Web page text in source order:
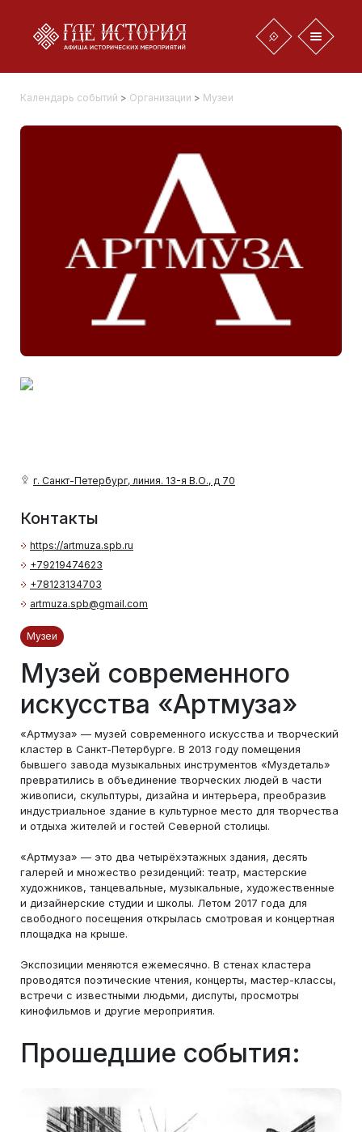
Календарь событий > Организации > Музеи
г. Санкт-Петербург, линия. 13-я В.О., д 70
Контакты
https://artmuza.spb.ru
+79219474623
+78123134703
artmuza.spb@gmail.com
Музеи
Музей современного
искусства «Артмуза»
«Артмуза» — музей современного искусства и творческий
кластер в Санкт-Петербурге. В 2013 году помещения
бывшего завода музыкальных инструментов «Муздеталь»
превратились в объединение творческих людей в части
живописи, скульптуры, дизайна и интерьера, преобразив
индустриальное здание в культурное место для творчества
и отдыха жителей и гостей Северной столицы.
«Артмуза» — это два четырёхэтажных здания, десять
галерей и множество резиденций: театр, мастерские
художников, танцевальные, музыкальные, художественные
и дизайнерские студии и школы. Летом 2017 года для
свободного посещения открылась смотровая и концертная
площадка на крыше.
Экспозиции меняются ежемесячно. В стенах кластера
проводятся поэтические чтения, концерты, мастер-классы,
встречи с известными людьми, диспуты, просмотры
кинофильмов и другие мероприятия.
Прошедшие события: